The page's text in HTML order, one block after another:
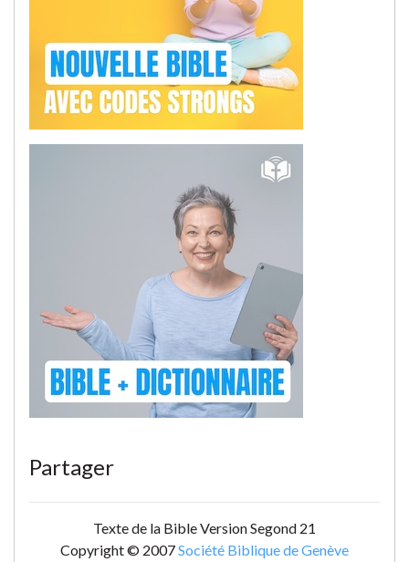
Partager
Texte de la Bible Version Segond 21
Copyright © 2007Société Biblique de Genève